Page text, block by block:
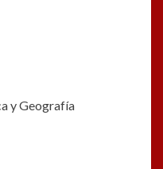
y Geografía